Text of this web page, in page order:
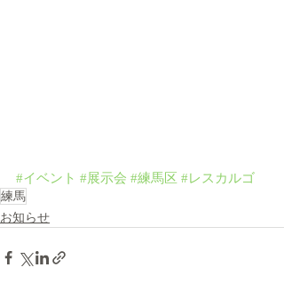
#イベント #展示会 #練馬区 #レスカルゴ
練馬
お知らせ